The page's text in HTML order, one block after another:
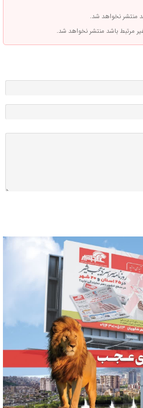
منتشر نخواهد شد.
مرتبط باشد منتشر نخواهد شد.